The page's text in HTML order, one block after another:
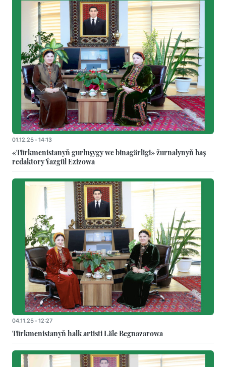
01.12.25 - 14:13
«Türkmenistanyň gurluşygy we binagärligi» žurnalynyň baş
redaktory Ýazgül Ezizowa
04.11.25 - 12:27
Türkmenistanyň halk artisti Läle Begnazarowa